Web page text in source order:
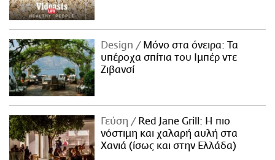
Design
Μόνο στα όνειρα: Τα
υπέροχα σπίτια του Ιμπέρ ντε
Ζιβανσί
Γεύση
Red Jane Grill: Η πιο
νόστιμη και χαλαρή αυλή στα
Χανιά (ίσως και στην Ελλάδα)